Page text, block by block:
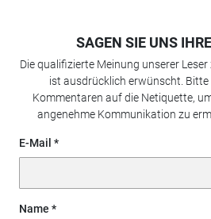
SAGEN SIE UNS
Die qualifizierte Meinung unserer
ist ausdrücklich erwünscht. Bitte
Kommentaren auf die Netiquette,
angenehme Kommunikation zu
E-Mail
Name